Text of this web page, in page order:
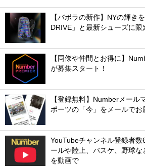
【バボラの新作】NYの輝き
DRIVE」と最新シューズに
【同僚や仲間とお得に】
が募集スタート！
【登録無料】Numberメール
ポーツの「今」をメールでお
YouTubeチャンネル登録者
ールや陸上、バスケ、野球
を動画で